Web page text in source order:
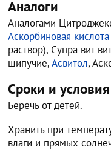
Аналоги
Аналогами
Аскорбиновая кислота
раствор), Супра вит
шипучие,Асвитол,
Сроки и
Беречь от детей.
Хранить при
влаги и прямых